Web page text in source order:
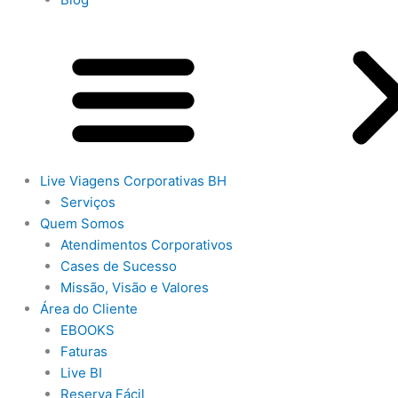
Live Viagens Corporativas BH
Serviços
Quem Somos
Atendimentos Corporativos
Cases de Sucesso
Missão, Visão e Valores
Área do Cliente
EBOOKS
Faturas
Live BI
Reserva Fácil